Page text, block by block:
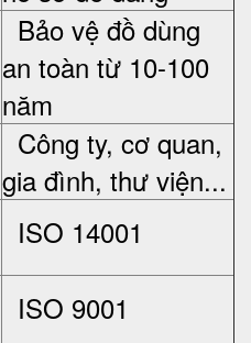
Bảo vệ đồ dùng
an toàn từ 10-100
năm
Công ty, cơ quan,
gia đình, thư viện...
ISO 14001
ISO 9001